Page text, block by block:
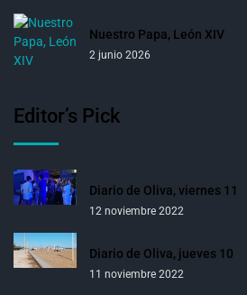
Nuestro Papa, León XIV
2 junio 2026
Editor’s Pick
Diario de Oliva, viernes 11
12 noviembre 2022
Diario de Oliva, jueves 10
11 noviembre 2022